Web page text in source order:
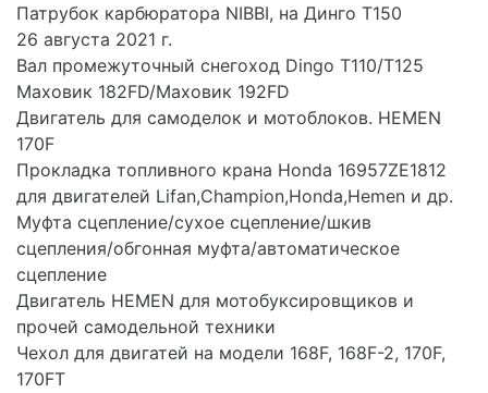
Патрубок карбюратора NIBBI, на Динго Т150
26 августа 2021 г.
Вал промежуточный снегоход Dingo T110/T125
Маховик 182FD/Маховик 192FD
Двигатель для самоделок и мотоблоков. HEMEN
170F
Прокладка топливного крана Honda 16957ZE1812
для двигателей Lifan,Champion,Honda,Hemen и др.
Муфта сцепление/сухое сцепление/шкив
сцепления/обгонная муфта/автоматическое
сцепление
Двигатель HEMEN для мотобуксировщиков и
прочей самодельной техники
Чехол для двигатей на модели 168F, 168F-2, 170F,
170FT